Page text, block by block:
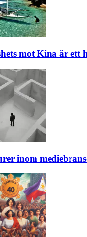
mot Kina är ett
inom